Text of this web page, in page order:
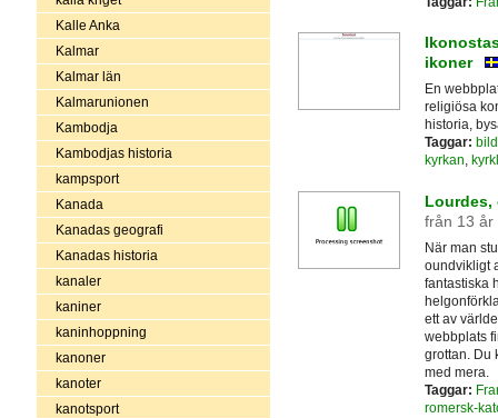
Kalle Anka
Kalmar
Kalmar län
Kalmarunionen
Kambodja
Kambodjas historia
kampsport
Kanada
Kanadas geografi
Kanadas historia
kanaler
kaniner
kaninhoppning
kanoner
kanoter
kanotsport
ikoner
En
religiösa
historia,
Taggar:
kyrkan,
Lourdes,
från 13 år
När man
oundvikligt
fantastiska
ett av
webbplats
grottan. Du
med mera.
Taggar:
romersk-